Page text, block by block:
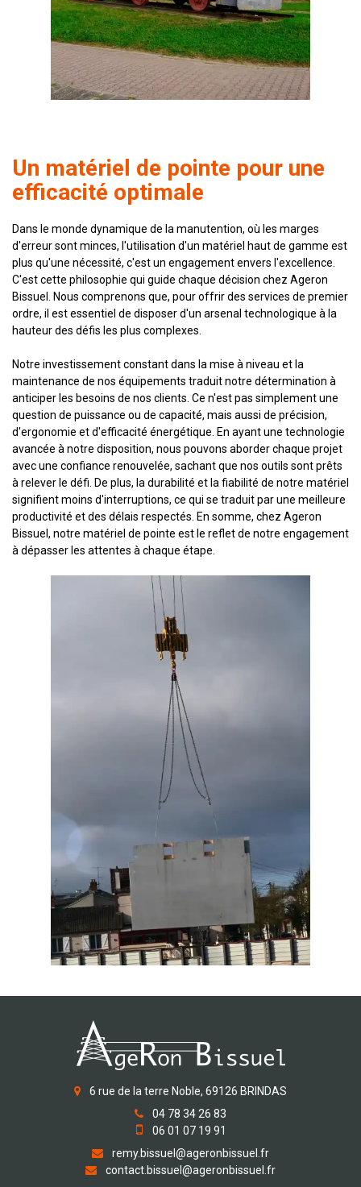
Un matériel de pointe pour une
efficacité optimale
Dans le monde dynamique de la manutention, où les marges
d'erreur sont minces, l'utilisation d'un matériel haut de gamme est
plus qu'une nécessité, c'est un engagement envers l'excellence.
C'est cette philosophie qui guide chaque décision chez Ageron
Bissuel. Nous comprenons que, pour offrir des services de premier
ordre, il est essentiel de disposer d'un arsenal technologique à la
hauteur des défis les plus complexes.
Notre investissement constant dans la mise à niveau et la
maintenance de nos équipements traduit notre détermination à
anticiper les besoins de nos clients. Ce n'est pas simplement une
question de puissance ou de capacité, mais aussi de précision,
d'ergonomie et d'efficacité énergétique. En ayant une technologie
avancée à notre disposition, nous pouvons aborder chaque projet
avec une confiance renouvelée, sachant que nos outils sont prêts
à relever le défi. De plus, la durabilité et la fiabilité de notre matériel
signifient moins d'interruptions, ce qui se traduit par une meilleure
productivité et des délais respectés. En somme, chez Ageron
Bissuel, notre matériel de pointe est le reflet de notre engagement
à dépasser les attentes à chaque étape.
6 rue de la terre Noble, 69126 BRINDAS
04 78 34 26 83
06 01 07 19 91
remy.bissuel@ageronbissuel.fr
contact.bissuel@ageronbissuel.fr